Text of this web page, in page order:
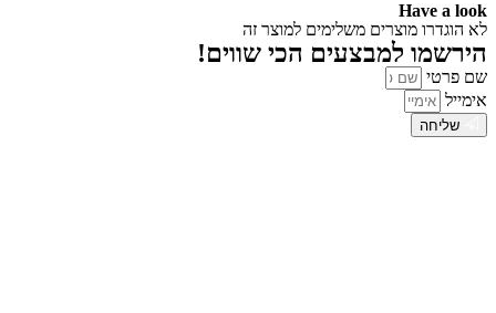
Have a look
לא הוגדרו מוצרים משלימים למוצר זה
הירשמו למבצעים הכי שווים!
שם פרטי
אימייל
שליחה